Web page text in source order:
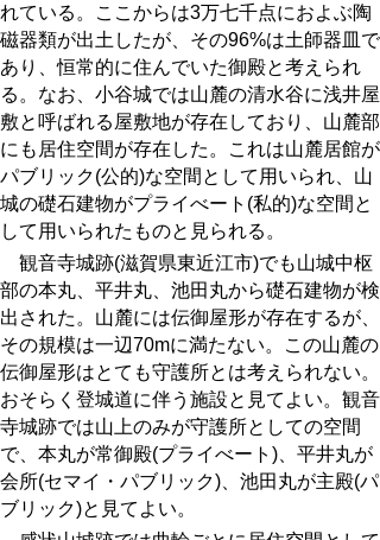
れている。ここからは3万七千点におよぶ陶
磁器類が出土したが、その96%は土師器皿で
あり、恒常的に住んでいた御殿と考えられ
る。なお、小谷城では山麓の清水谷に浅井屋
敷と呼ばれる屋敷地が存在しており、山麓部
にも居住空間が存在した。これは山麓居館が
パブリック(公的)な空間として用いられ、山
城の礎石建物がプライべート(私的)な空間と
して用いられたものと見られる。
観音寺城跡(滋賀県東近江市)でも山城中枢
部の本丸、平井丸、池田丸から礎石建物が検
出された。山麓には伝御屋形が存在するが、
その規模は一辺70mに満たない。この山麓の
伝御屋形はとても守護所とは考えられない。
おそらく登城道に伴う施設と見てよい。観音
寺城跡では山上のみが守護所としての空間
で、本丸が常御殿(プライべート)、平井丸が
会所(セマイ・パブリック)、池田丸が主殿(パ
ブリック)と見てよい。